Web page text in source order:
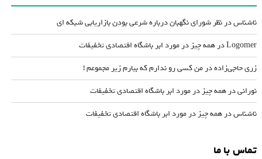
ناشناسدرنظر شورای نگهبان درباره شرعی بودن بازاریابی شبکه ای
Logomerدرهمه چیز در مورد ابر باشگاه اقتصادی تخفیفات
زری حاجی‌زادهدرمن کسی رو ندارم که بیارم زیر مجموعم !
نورانیدرهمه چیز در مورد ابر باشگاه اقتصادی تخفیفات
ناشناسدرهمه چیز در مورد ابر باشگاه اقتصادی تخفیفات
تماس با ما